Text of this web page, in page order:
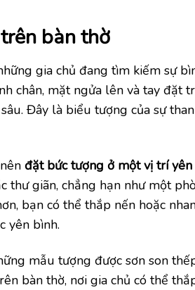
bàn thờ
gia chủ đang tìm kiếm sự
chân, mặt ngửa lên và tay đặt
Đây là biểu tượng của sự
đặt bức tượng ở một vị trí
thư giãn, chẳng hạn như một
bạn có thể thắp nến hoặc
yên bình.
mẫu tượng được sơn son
bàn thờ, nơi gia chủ có thể